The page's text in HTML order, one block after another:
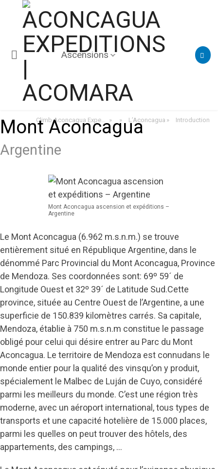
Ascensions
Climb Aconcagua Expeditions | Trekking Aconcagua & Guides - Argentina Sites » » L’Aconcagua » Introduction
Mont Aconcagua
Argentine
Mont Aconcagua ascension et expéditions –
Argentine
Le Mont Aconcagua (6.962 m.s.n.m.) se trouve
entièrement situé en République Argentine, dans le
dénommé Parc Provincial du Mont Aconcagua, Province
de Mendoza. Ses coordonnées sont: 69º 59´ de
Longitude Ouest et 32º 39´ de Latitude Sud.Cette
province, située au Centre Ouest de l’Argentine, a une
superficie de 150.839 kilomètres carrés. Sa capitale,
Mendoza, établie à 750 m.s.n.m constitue le passage
obligé pour celui qui désire entrer au Parc du Mont
Aconcagua. Le territoire de Mendoza est connudans le
monde entier pour la qualité des vinsqu’on y produit,
spécialement le Malbec de Luján de Cuyo, considéré
parmi les meilleurs du monde. C’est une région très
moderne, avec un aéroport international, tous types de
transports et une capacité hotelière de 15.000 places,
parmi les quelles on peut trouver des hôtels, des
appartements, des campings, …